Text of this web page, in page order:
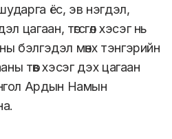
ёс, эв нэгдэл,
цагаан, төгсгөл хэсэг нь
бэлгэдэл мөнх тэнгэрийн
төв хэсэг дэх цагаан
Ардын Намын